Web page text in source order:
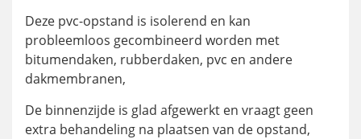
Deze pvc-opstand is isolerend en kan
probleemloos gecombineerd worden met
bitumendaken, rubberdaken, pvc en andere
dakmembranen,
De binnenzijde is glad afgewerkt en vraagt geen
extra behandeling na plaatsen van de opstand,